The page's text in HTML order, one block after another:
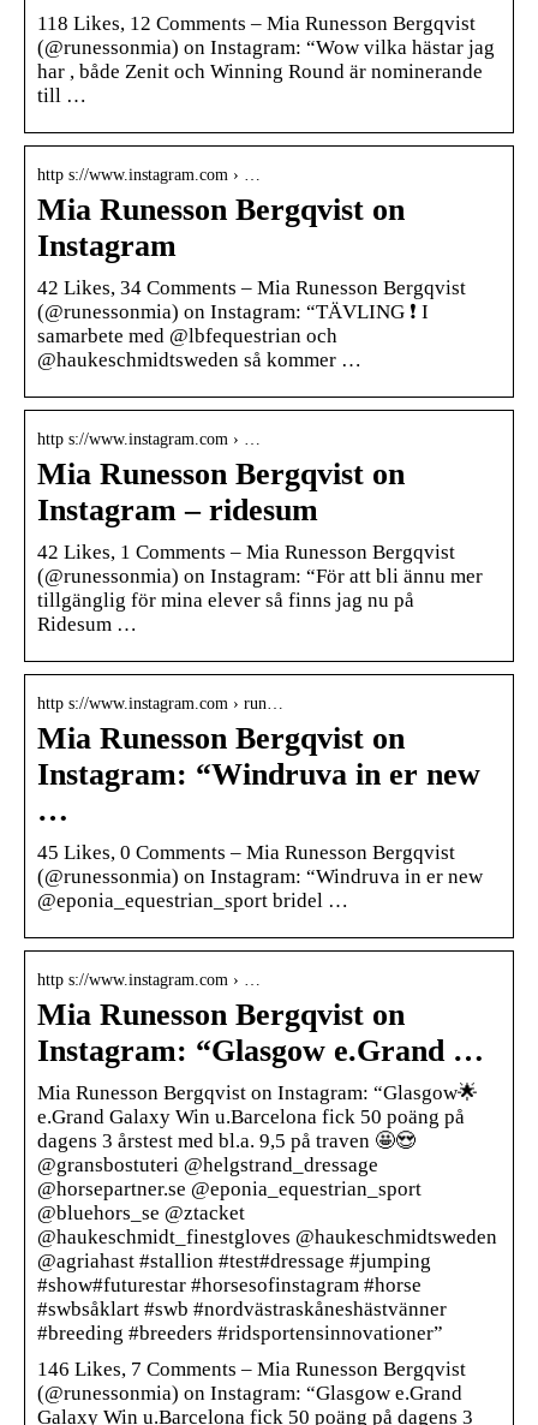
118 Likes, 12 Comments – Mia Runesson Bergqvist
(@runessonmia) on Instagram: “Wow vilka hästar jag
har , både Zenit och Winning Round är nominerande
till …
http s://www.instagram.com › …
Mia Runesson Bergqvist on
Instagram
42 Likes, 34 Comments – Mia Runesson Bergqvist
(@runessonmia) on Instagram: “TÄVLING ❗️ I
samarbete med @lbfequestrian och
@haukeschmidtsweden så kommer …
http s://www.instagram.com › …
Mia Runesson Bergqvist on
Instagram – ridesum
42 Likes, 1 Comments – Mia Runesson Bergqvist
(@runessonmia) on Instagram: “För att bli ännu mer
tillgänglig för mina elever så finns jag nu på
Ridesum …
http s://www.instagram.com › run…
Mia Runesson Bergqvist on
Instagram: “Windruva in er new
…
45 Likes, 0 Comments – Mia Runesson Bergqvist
(@runessonmia) on Instagram: “Windruva in er new
@eponia_equestrian_sport bridel …
http s://www.instagram.com › …
Mia Runesson Bergqvist on
Instagram: “Glasgow e.Grand …
Mia Runesson Bergqvist on Instagram: “Glasgow🌟
e.Grand Galaxy Win u.Barcelona fick 50 poäng på
dagens 3 årstest med bl.a. 9,5 på traven 🤩😍
@gransbostuteri @helgstrand_dressage
@horsepartner.se @eponia_equestrian_sport
@bluehors_se @ztacket
@haukeschmidt_finestgloves @haukeschmidtsweden
@agriahast #stallion #test#dressage #jumping
#show#futurestar #horsesofinstagram #horse
#swbsåklart #swb #nordvästraskåneshästvänner
#breeding #breeders #ridsportensinnovationer”
146 Likes, 7 Comments – Mia Runesson Bergqvist
(@runessonmia) on Instagram: “Glasgow e.Grand
Galaxy Win u.Barcelona fick 50 poäng på dagens 3